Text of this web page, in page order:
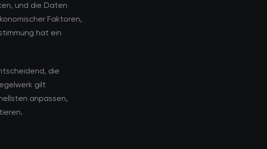
und die Daten
Faktoren,
hat ein
die
gilt
anpassen,